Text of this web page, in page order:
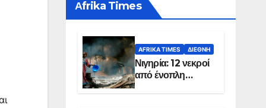
Αfrika Times
AFRIKA TIMES ΔΙΕΘΝΉ
Νιγηρία: 12 νεκροί
από ένοπλη
επίθεση σε χωριό